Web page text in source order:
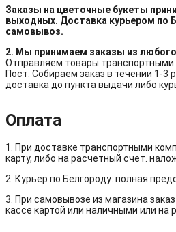
Заказы на цветочные букеты
выходных. Доставка курьером по
самовывоз.
2. Мы принимаем заказы из
Отправляем товары транспортными
Пост. Собираем заказ в течении 1-3
доставка до пункта выдачи либо
Оплата
1. При доставке транспортными
карту, либо на расчетный счет.
2. Курьер по Белгороду: полная
3. При самовывозе из магазина
кассе картой или наличными или на